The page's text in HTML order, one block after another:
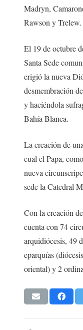
Madryn,
Rawson y Trelew.
El 19 de octubre
Santa Sede
erigió la nueva
desmembración
y haciéndola
Bahía Blanca.
La creación de
cual el Papa,
nueva
sede la Catedral
Con la creación
cuenta con 74
arquidiócesis, 49
eparquías
oriental) y 2